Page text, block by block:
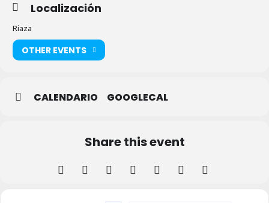
Localización
Riaza
OTHER EVENTS
CALENDARIO GOOGLECAL
Share this event